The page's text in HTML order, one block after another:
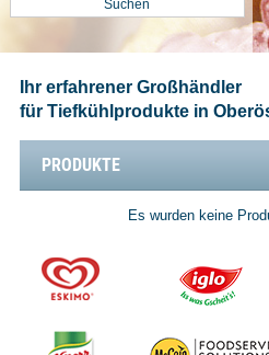
Ihr erfahrener Großhändler
für Tiefkühlprodukte in
PRODUKTE
Es wurden keine